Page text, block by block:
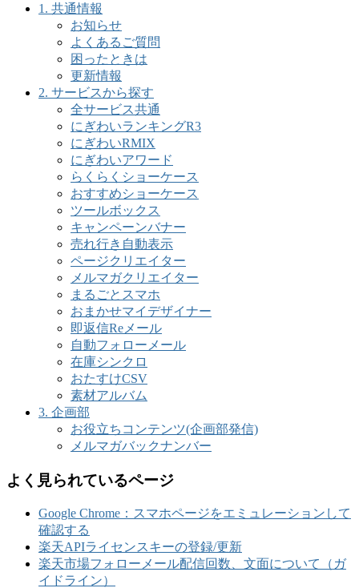
1. 共通情報
お知らせ
よくあるご質問
困ったときは
更新情報
2. サービスから探す
全サービス共通
にぎわいランキングR3
にぎわいRMIX
にぎわいアワード
らくらくショーケース
おすすめショーケース
ツールボックス
キャンペーンバナー
売れ行き自動表示
ページクリエイター
メルマガクリエイター
まるごとスマホ
おまかせマイデザイナー
即返信Reメール
自動フォローメール
在庫シンクロ
おたすけCSV
素材アルバム
3. 企画部
お役立ちコンテンツ(企画部発信)
メルマガバックナンバー
よく見られているページ
Google Chrome：スマホページをエミュレーションして
確認する
楽天APIライセンスキーの登録/更新
楽天市場フォローメール配信回数、文面について（ガ
イドライン）